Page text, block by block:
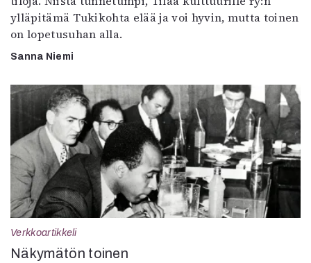
ylläpitämä Tukikohta elää ja voi hyvin, mutta toinen
on lopetusuhan alla.
Sanna Niemi
Verkkoartikkeli
Näkymätön toinen